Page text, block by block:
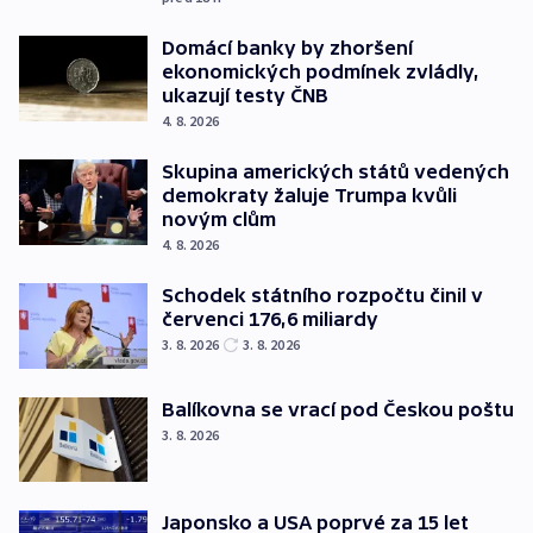
Domácí banky by zhoršení
ekonomických podmínek zvládly,
ukazují testy ČNB
4. 8. 2026
Skupina amerických států vedených
demokraty žaluje Trumpa kvůli
novým clům
4. 8. 2026
Schodek státního rozpočtu činil v
červenci 176,6 miliardy
3. 8. 2026 3. 8. 2026
Balíkovna se vrací pod Českou poštu
3. 8. 2026
Japonsko a USA poprvé za 15 let